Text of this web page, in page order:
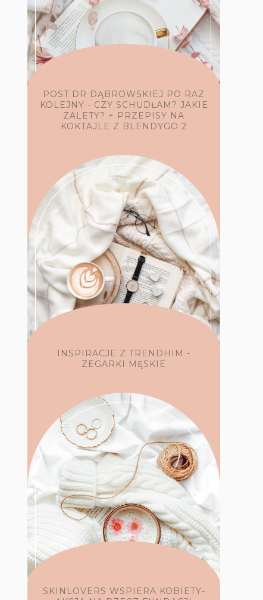
POST DR DĄBROWSKIEJ PO RAZ
KOLEJNY - CZY SCHUDŁAM? JAKIE
ZALETY? + PRZEPISY NA
KOKTAJLE Z BLENDYGO 2
INSPIRACJE Z TRENDHIM -
ZEGARKI MĘSKIE
SKINLOVERS WSPIERA KOBIETY-